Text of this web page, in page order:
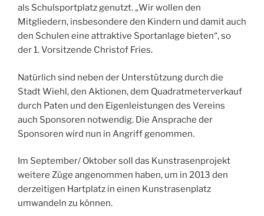
als Schulsportplatz genutzt. „Wir wollen den
Mitgliedern, insbesondere den Kindern und damit auch
den Schulen eine attraktive Sportanlage bieten“, so
der 1. Vorsitzende Christof Fries.
Natürlich sind neben der Unterstützung durch die
Stadt Wiehl, den Aktionen, dem Quadratmeterverkauf
durch Paten und den Eigenleistungen des Vereins
auch Sponsoren notwendig. Die Ansprache der
Sponsoren wird nun in Angriff genommen.
Im September/ Oktober soll das Kunstrasenprojekt
weitere Züge angenommen haben, um in 2013 den
derzeitigen Hartplatz in einen Kunstrasenplatz
umwandeln zu können.